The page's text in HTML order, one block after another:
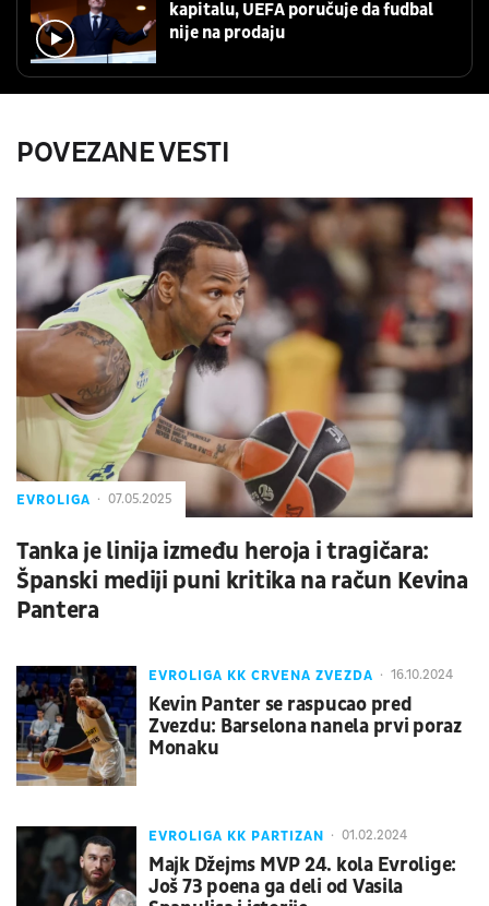
kapitalu, UEFA poručuje da fudbal
nije na prodaju
POVEZANE VESTI
EVROLIGA 07.05.2025
Tanka je linija između heroja i tragičara:
Španski mediji puni kritika na račun Kevina
Pantera
EVROLIGA KK CRVENA ZVEZDA 16.10.2024
Kevin Panter se raspucao pred
Zvezdu: Barselona nanela prvi poraz
Monaku
EVROLIGA KK PARTIZAN 01.02.2024
Majk Džejms MVP 24. kola Evrolige:
Još 73 poena ga deli od Vasila